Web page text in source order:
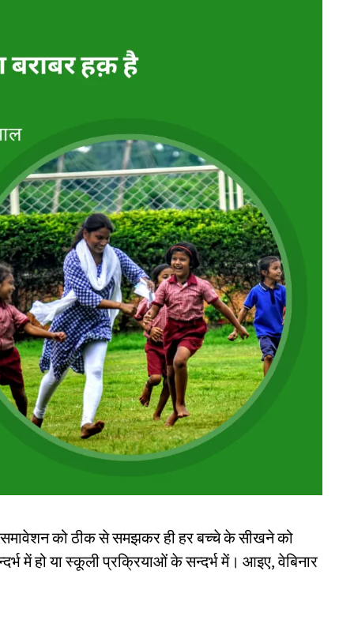
समावेशन को ठीक से समझकर ही हर बच्चे के सीखने को
में हो या स्कूली प्रक्रियाओं के सन्‍दर्भ में। आइए, वेबिनार